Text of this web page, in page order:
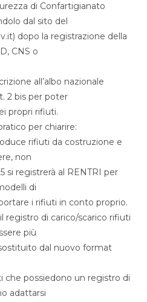
di Confartigianato
dal sito del
dopo la registrazione della
CNS o
all’albo nazionale
2 bis per poter
propri rifiuti.
per chiarire:
rifiuti da costruzione e
non
si registrerà al RENTRI per
di
i rifiuti in conto proprio.
registro di carico/scarico rifiuti
più
dal nuovo format
possiedono un registro di
adattarsi